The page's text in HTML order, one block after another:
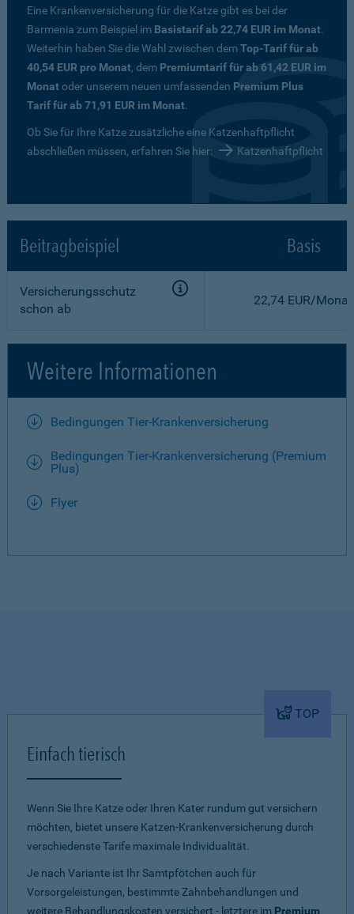
Eine Krankenversicherung für die Katze gibt es bei der
Barmenia zum Beispiel im Basistarif ab 22,74 EUR im Monat.
Weiterhin haben Sie die Wahl zwischen demTop-Tarif für ab
40,54 EUR pro Monat, dem Premiumtarif für ab 61,42 EUR im
Monatoder unserem neuen umfassenden Premium Plus
Tarif für ab 71,91 EUR im Monat.
Ob Sie für Ihre Katze zusätzliche eine Katzenhaftpflicht
abschließen müssen, erfahren Sie hier:
Katzenhaftpflicht
Beitragbeispiel Basis
Versicherungsschutz
schon ab
22,74 EUR/Monat
Weitere Informationen
Bedingungen Tier-Krankenversicherung
Bedingungen Tier-Krankenversicherung (Premium
Plus)
Flyer
TOP
Einfach tierisch
Wenn Sie Ihre Katze oder Ihren Kater rundum gut versichern
möchten, bietet unsere Katzen-Krankenversicherung durch
verschiedenste Tarife maximale Individualität.
Je nach Variante ist Ihr Samtpfötchen auch für
Vorsorgeleistungen, bestimmte Zahnbehandlungen und
weitere Behandlungskosten versichert - letztere im Premium